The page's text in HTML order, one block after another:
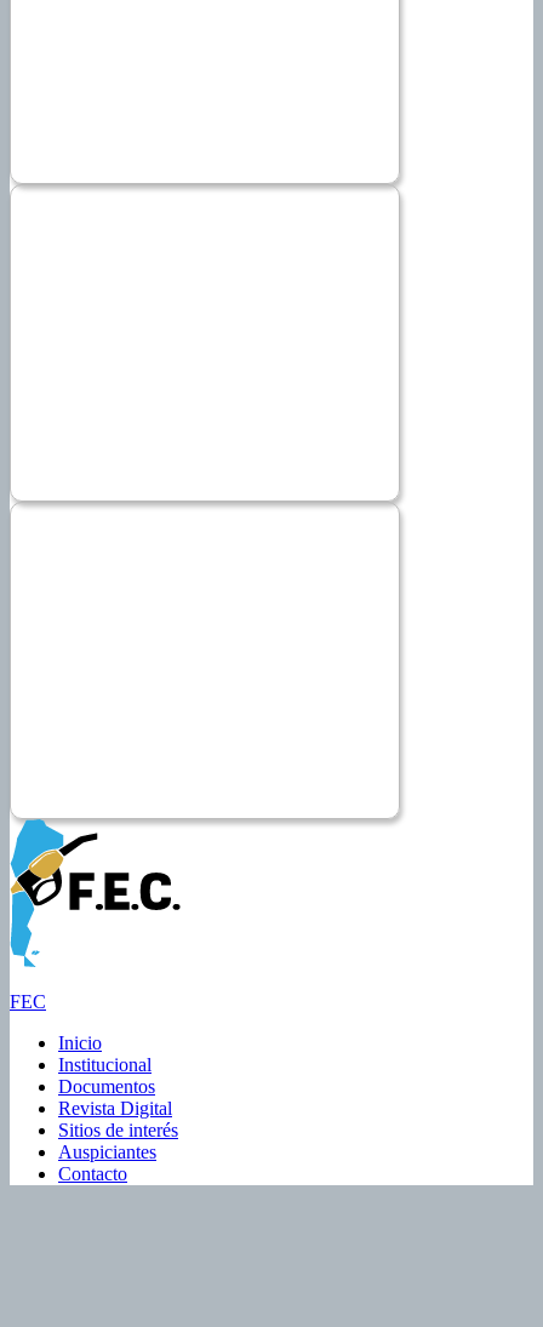
FEC
Inicio
Institucional
Documentos
Revista Digital
Sitios de interés
Auspiciantes
Contacto